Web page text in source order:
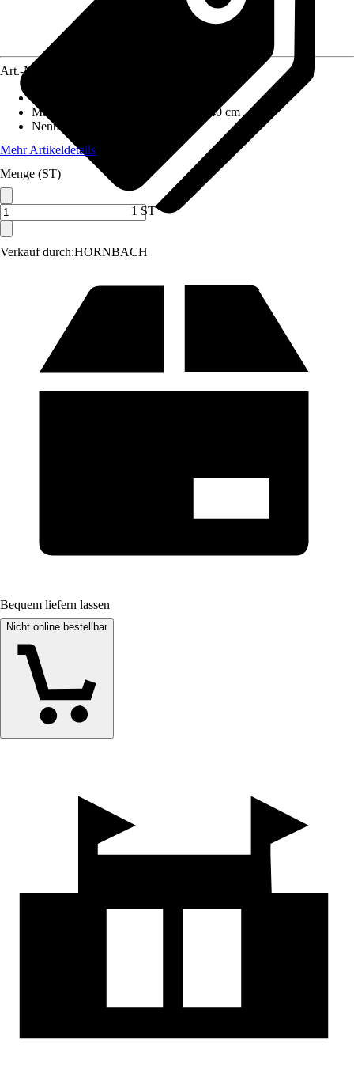
Verkauf durch:HORNBACH
Art.-Nr.
Maße (BxHxT)
77 cm x 129 cm x 40 cm
Nennwärmeleistung
Mehr Artikeldetails
Menge (ST)
1 ST
Bequem liefern lassen
Nicht online bestellbar